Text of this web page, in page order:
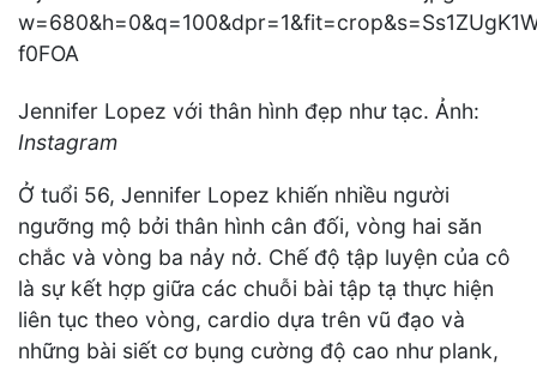
Jennifer Lopez với thân hình đẹp như tạc. Ảnh:
Instagram
Ở tuổi 56, Jennifer Lopez khiến nhiều người
ngưỡng mộ bởi thân hình cân đối, vòng hai săn
chắc và vòng ba nảy nở. Chế độ tập luyện của cô
là sự kết hợp giữa các chuỗi bài tập tạ thực hiện
liên tục theo vòng, cardio dựa trên vũ đạo và
những bài siết cơ bụng cường độ cao như plank,